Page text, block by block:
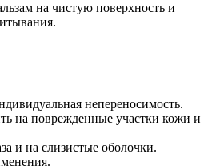
на чистую поверхность и
непереносимость.
на поврежденные участки кожи и
и на слизистые оболочки.